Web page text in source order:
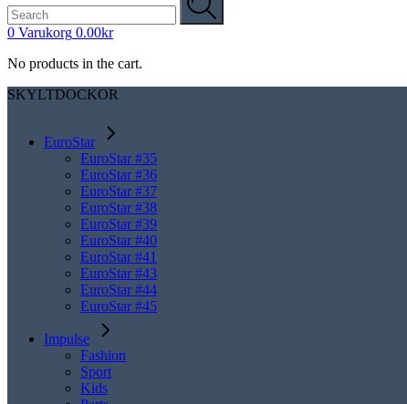
for:
0 Varukorg 0.00kr
No products in the cart.
SKYLTDOCKOR
EuroStar
EuroStar #35
EuroStar #36
EuroStar #37
EuroStar #38
EuroStar #39
EuroStar #40
EuroStar #41
EuroStar #43
EuroStar #44
EuroStar #45
Impulse
Fashion
Sport
Kids